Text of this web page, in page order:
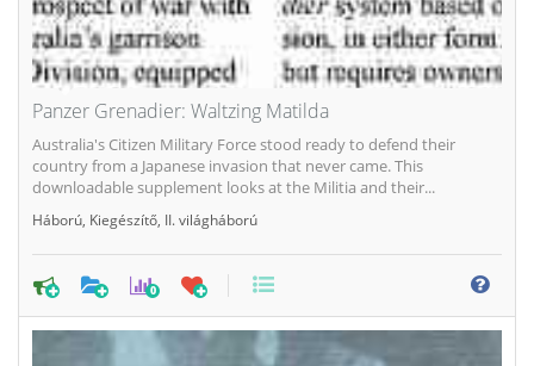
Panzer Grenadier: Waltzing Matilda
Australia's Citizen Military Force stood ready to defend their
country from a Japanese invasion that never came. This
downloadable supplement looks at the Militia and their...
Háború Kiegészítő II. világháború
0